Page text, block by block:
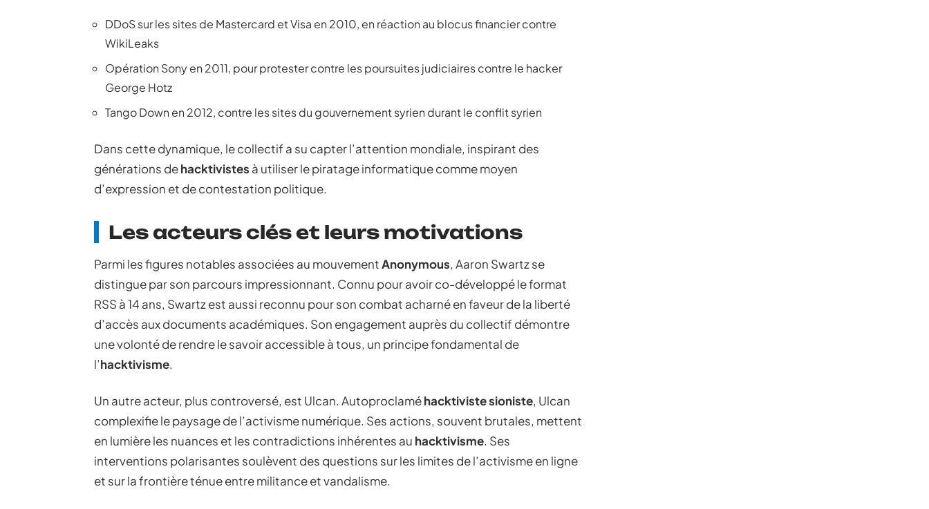
DDoS sur les sites de Mastercard et Visa en 2010, en réaction au blocus financier contre
WikiLeaks
Opération Sony en 2011, pour protester contre les poursuites judiciaires contre le hacker
George Hotz
Tango Down en 2012, contre les sites du gouvernement syrien durant le conflit syrien
Dans cette dynamique, le collectif a su capter l’attention mondiale, inspirant des
générations dehacktivistes à utiliser le piratage informatique comme moyen
d’expression et de contestation politique.
Les acteurs clés et leurs motivations
Parmi les figures notables associées au mouvementAnonymous, Aaron Swartz se
distingue par son parcours impressionnant. Connu pour avoir co-développé le format
RSS à 14 ans, Swartz est aussi reconnu pour son combat acharné en faveur de la liberté
d’accès aux documents académiques. Son engagement auprès du collectif démontre
une volonté de rendre le savoir accessible à tous, un principe fondamental de
l’hacktivisme.
Un autre acteur, plus controversé, est Ulcan. Autoproclaméhacktiviste sioniste, Ulcan
complexifie le paysage de l’activisme numérique. Ses actions, souvent brutales, mettent
en lumière les nuances et les contradictions inhérentes au hacktivisme. Ses
interventions polarisantes soulèvent des questions sur les limites de l’activisme en ligne
et sur la frontière ténue entre militance et vandalisme.